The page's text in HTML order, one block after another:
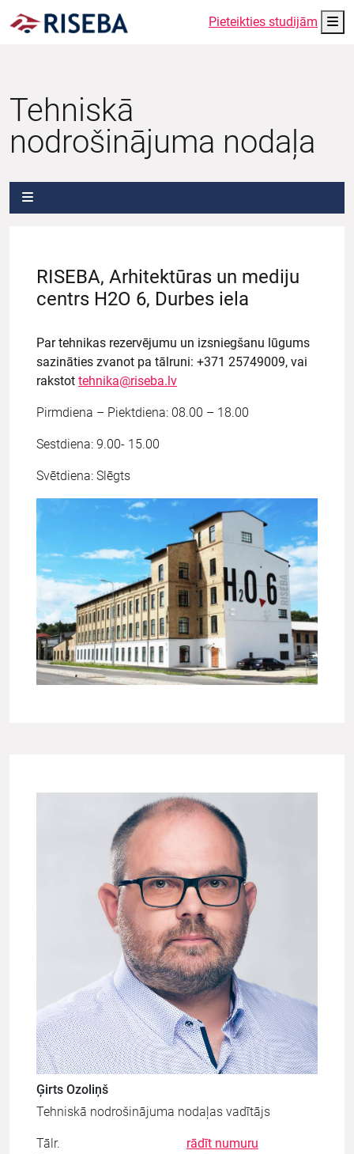
Pieteikties studijām
Tehniskā
nodrošinājuma nodaļa
RISEBA, Arhitektūras un mediju
centrs H2O 6, Durbes iela
Par tehnikas rezervējumu un izsniegšanu lūgums
sazināties zvanot pa tālruni: +371 25749009, vai
rakstot tehnika@riseba.lv
Pirmdiena – Piektdiena: 08.00 – 18.00
Sestdiena: 9.00- 15.00
Svētdiena: Slēgts
Ģirts Ozoliņš
Tehniskā nodrošinājuma nodaļas vadītājs
Tālr.
rādīt numuru